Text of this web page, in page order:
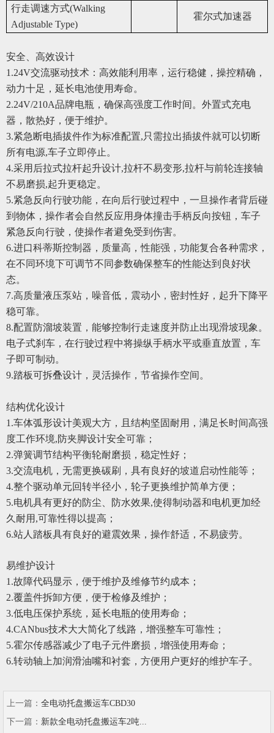
行走调速方式(Walking
Adjustable Type)
霍尔式加速器
安全、高效设计
1.24V交流驱动技术：高效能利用率，运行稳健，操控精确，
动力十足，延长电池使用寿命。
2.24V/210A品牌电瓶，确保高强度工作时间。外置式充电
器，散热好，便于维护。
3.紧急断电插拔件作为标准配置,只需拉出插拔件就可以切断
所有电源,车子立即停止。
4.采用后拉式拉杆起升设计,拉杆不易变形,拉杆与前轮连接轴
不易磨损,起升更稳定。
5.紧急反向行驶功能，在向后行驶过程中，一旦操作者背后碰
到物体，操作者会自然反应用身体撞击手柄反向按钮，车子
紧急反向行驶，使操作者避免受到伤害。
6.进口科蒂斯控制器，质量高，性能强，功能复合各种需求，
在不同环境下可调节不同参数确保整车的性能达到良好状
态。
7.高质量液压泵站，噪音低，震动小，密封性好，起升下降平
稳可靠。
8.配置防溜坡装置，能够控制行走速度并防止出现滑坡现象。
电子式刹车，在行驶过程中将操纵手柄水平或垂直放置，车
子即可制动。
9.踏板可拆叠设计，灵活操作，节省操作空间。
结构优化设计
1.车体弧形设计美观大方，且结构坚固耐用，满足长时间高强
度工作环境,防夹脚设计安全可靠；
2.弹簧调节结构平衡轮耐磨损，稳定性好；
3.交流电机，无需更换碳刷，具有良好的坡道启动性能等；
4.整个驱动单元回转半径小，轮子更换维护简单方便；
5.电机具有更好的防尘、防水效果,使得制动器和电机更加经
久耐用,可靠性得以提高；
6.站人踏板具有良好的避震效果，操作舒适，不易疲劳。
易维护设计
1.故障代码显示，便于维护及维修节约成本；
2.覆盖件拆卸方便，便于检修及维护；
3.低电压保护系统，延长电瓶的使用寿命；
4.CANbus技术大大简化了线路，增强整车可靠性；
5.霍尔传感器减少了电子元件磨损，增强使用寿命；
6.转动轴上加润滑油嘴和衬套，方便用户更好的维护车子。
上一篇： 全电动托盘搬运车CBD30
下一篇： 新款全电动托盘搬运车2吨...